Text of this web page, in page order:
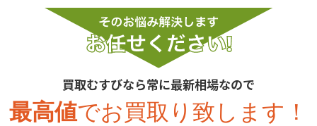
買取むすびなら常に最新相場なので
最高値でお買取り致します！